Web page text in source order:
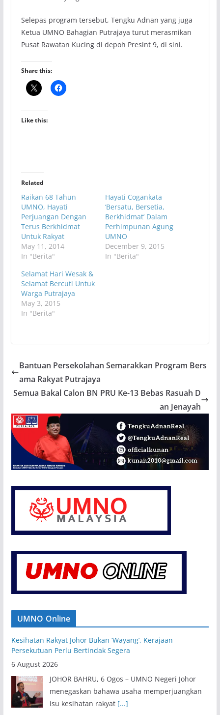
Selepas program tersebut, Tengku Adnan yang juga
Ketua UMNO Bahagian Putrajaya turut merasmikan
Pusat Rawatan Kucing di depoh Presint 9, di sini.
Share this:
Like this:
Related
Raikan 68 Tahun
UMNO, Hayati
Perjuangan Dengan
Terus Berkhidmat
Untuk Rakyat
May 11, 2014
In "Berita"
Hayati Cogankata
‘Bersatu, Bersetia,
Berkhidmat’ Dalam
Perhimpunan Agung
UMNO
December 9, 2015
In "Berita"
Selamat Hari Wesak &
Selamat Bercuti Untuk
Warga Putrajaya
May 3, 2015
In "Berita"
Bantuan Persekolahan Semarakkan Program Bers
ama Rakyat Putrajaya
Semua Bakal Calon BN PRU Ke-13 Bebas Rasuah D
an Jenayah
UMNO Online
Kesihatan Rakyat Johor Bukan ‘Wayang’, Kerajaan
Persekutuan Perlu Bertindak Segera
6 August 2026
JOHOR BAHRU, 6 Ogos – UMNO Negeri Johor
menegaskan bahawa usaha memperjuangkan
isu kesihatan rakyat [...]